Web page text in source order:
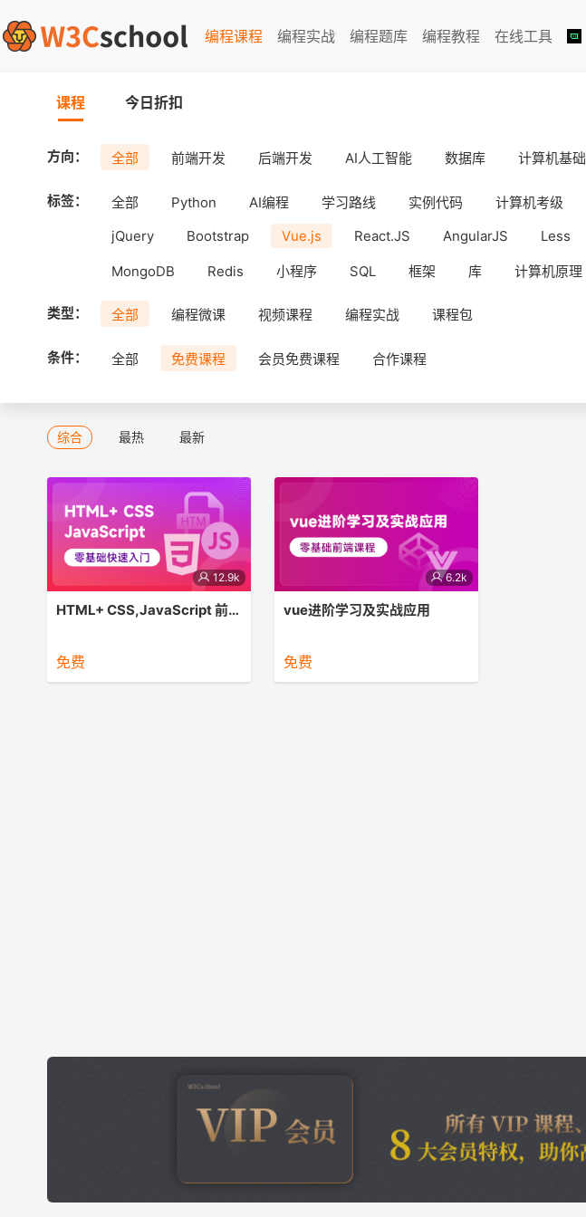
编程课程 编程实战 编程题库 编程教程 在线工具
课程 今日折扣
方向： 全部 前端开发 后端开发 AI人工智能 数据库 计算机基础
标签： 全部 Python AI编程 学习路线 实例代码 计算机考级
jQuery
Bootstrap Vue.js React.JS AngularJS Less
MongoDB Redis 小程序 SQL 框架 库 计算机原理
工具 Android uni-app APICloud iOS
类型： 全部 编程微课 视频课程 编程实战 课程包
条件： 全部 免费课程 会员免费课程 合作课程
综合 最热 最新
12.9k
HTML+ CSS,JavaScript 前端开发零基础快速入门
能页面的布局实现、交互功能案例，学
完可具备网页布局以及初级交互功能实
免费
6.2k
vue进阶学习及实战应用
造的前端开发系列课程。课程以
CRMEB 打通版为基础，进行实战演练
免费